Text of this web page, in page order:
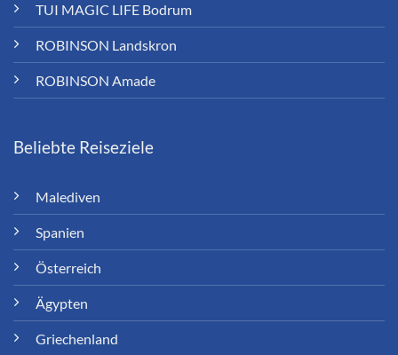
TUI MAGIC LIFE Bodrum
ROBINSON Landskron
ROBINSON Amade
Beliebte Reiseziele
Malediven
Spanien
Österreich
Ägypten
Griechenland